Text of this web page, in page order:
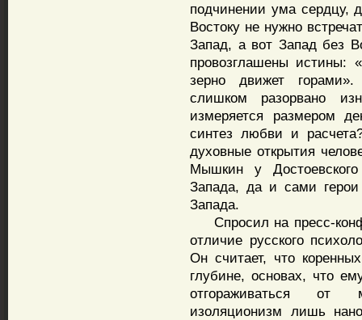
подчинении ума сердцу,
Востоку не нужно
Запад, а вот Запад без
провозглашены истины:
зерно движет
слишком разорвано
измеряется размером
синтез любви и
духовные открытия
Мышкин у Достоевского
Запада, да и сами герои
Запада.
Спросил на пресс-
отличие русского
Он считает, что
глубине, основах, что
отгораживаться от
изоляционизм лишь